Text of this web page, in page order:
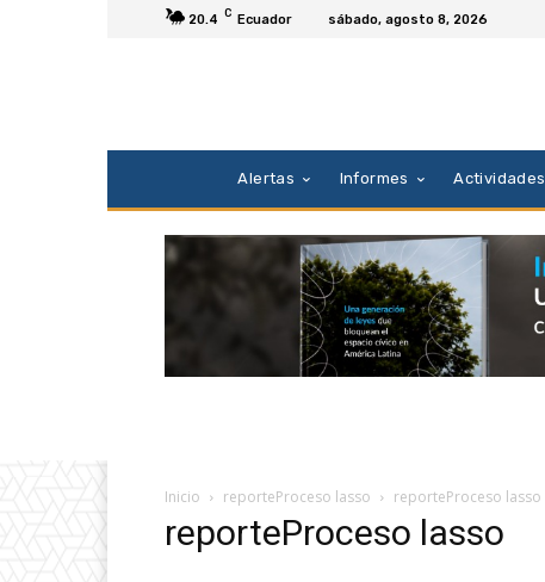
20.4 C Ecuador sábado, agosto 8, 2026
Alertas Informes Actividades
Inicio reporteProceso lasso reporteProceso lasso
reporteProceso lasso